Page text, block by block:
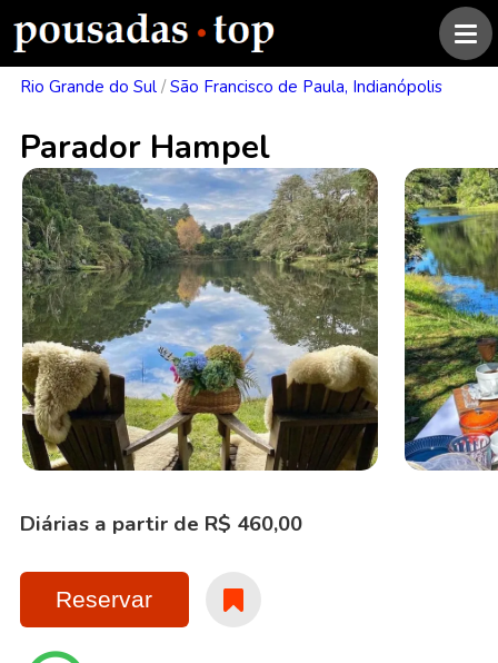
Rio Grande do Sul / São Francisco de Paula, Indianópolis
Parador Hampel
Diárias a partir de R$ 460,00
Reservar